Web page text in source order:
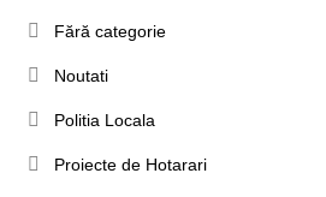
Fără categorie
Noutati
Politia Locala
Proiecte de Hotarari